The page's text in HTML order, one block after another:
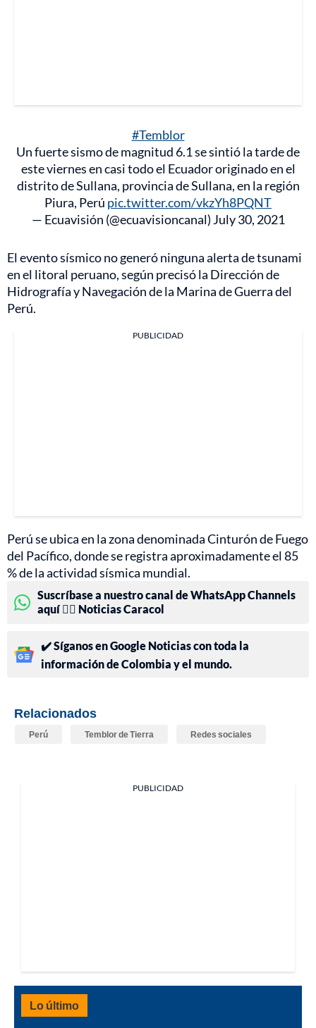
#Temblor
Un fuerte sismo de magnitud 6.1 se sintió la tarde de
este viernes en casi todo el Ecuador originado en el
distrito de Sullana, provincia de Sullana, en la región
Piura, Perú pic.twitter.com/vkzYh8PQNT
— Ecuavisión (@ecuavisioncanal) July 30, 2021
El evento sísmico no generó ninguna alerta de tsunami
en el litoral peruano, según precisó la Dirección de
Hidrografía y Navegación de la Marina de Guerra del
Perú.
PUBLICIDAD
Perú se ubica en la zona denominada Cinturón de Fuego
del Pacífico, donde se registra aproximadamente el 85
% de la actividad sísmica mundial.
Suscríbase a nuestro canal de WhatsApp Channels
aquí 👉🏻 Noticias Caracol
✔️ Síganos en Google Noticias con toda la
información de Colombia y el mundo.
Relacionados
Perú Temblor de Tierra Redes sociales
PUBLICIDAD
Lo último